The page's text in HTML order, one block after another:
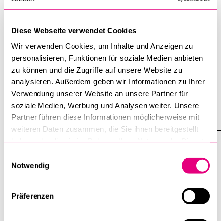
Diese Webseite verwendet Cookies
Wir verwenden Cookies, um Inhalte und Anzeigen zu
personalisieren, Funktionen für soziale Medien anbieten
zu können und die Zugriffe auf unsere Website zu
analysieren. Außerdem geben wir Informationen zu Ihrer
Verwendung unserer Website an unsere Partner für
soziale Medien, Werbung und Analysen weiter. Unsere
Partner führen diese Informationen möglicherweise mit
weiteren Daten zusammen, die Sie ihnen bereitgestellt
Notwendig
Präferenzen
der unmittelbaren Umgebung (soweit ich das [...]
angewandter Ökonometrie belegt. Das Niveau war dem in
Luzernähnlich, eventuell in einem der Kurse minim leichter
[...] kontakte Die Betreuung seitens der Universität
Luzern
läuft einwandfrei. Von der Erstberatung bis zur
Grösse: 167 KB
Erstellungsdatum: 09.08.2023
INHALTSSEITE
Luzerner Religionspreis
Kantonsschule Musegg
besucht, wagten sich [...]
Luzern